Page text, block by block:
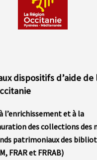
dispositifs d’aide de
l’enrichissement et à la
des collections des
patrimoniaux des
FRAR et FRRAB)